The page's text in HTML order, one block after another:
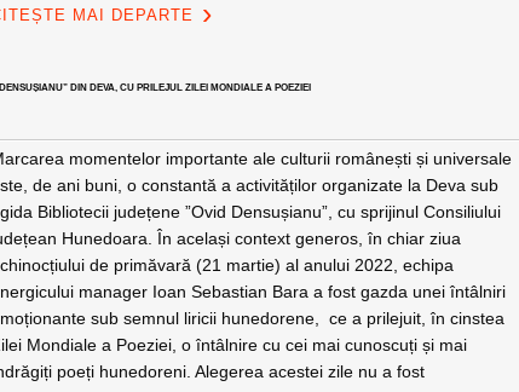
MAI DEPARTE
DIN DEVA, CU PRILEJUL ZILEI MONDIALE A POEZIEI
momentelor importante ale culturii românești și universale
de ani buni, o constantă a activităților organizate la Deva sub
Bibliotecii județene ”Ovid Densușianu”, cu sprijinul Consiliului
Hunedoara. În același context generos, în chiar ziua
de primăvară (21 martie) al anului 2022, echipa
manager Ioan Sebastian Bara a fost gazda unei întâlniri
sub semnul liricii hunedorene, ce a prilejuit, în cinstea
Mondiale a Poeziei, o întâlnire cu cei mai cunoscuți și mai
poeți hunedoreni. Alegerea acestei zile nu a fost